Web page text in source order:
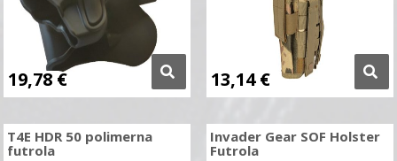
19,78 € 13,14€
T4E HDR 50 polimerna
futrola
Invader Gear SOF Holster
Futrola